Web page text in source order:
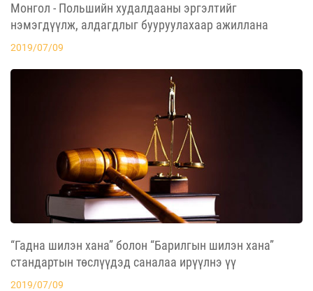
Монгол - Польшийн худалдааны эргэлтийг
нэмэгдүүлж, алдагдлыг бууруулахаар ажиллана
2019/07/09
“Гадна шилэн хана” болон “Барилгын шилэн хана”
стандартын төслүүдэд саналаа ирүүлнэ үү
2019/07/09